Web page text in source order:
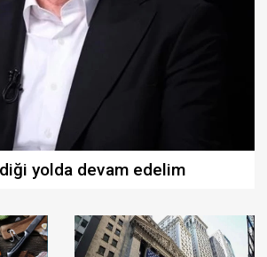
yolda devam edelim